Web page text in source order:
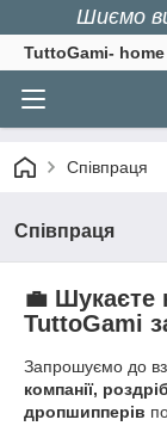
Шиємо
TuttoGami-
Співпраця
Співпраця
💼 Шукаєте
TuttoGami
Запрошуємо до
компанії,
дропшипперів